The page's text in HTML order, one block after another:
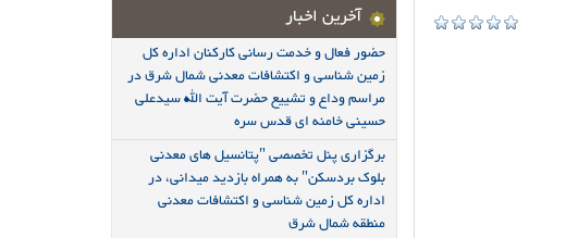
آخرین اخبار
حضور فعال و خدمت رسانی کارکنان اداره کل
زمین شناسی و اکتشافات معدنی شمال شرق در
مراسم وداع و تشییع حضرت آیت الله سیدعلی
حسینی خامنه ای قدس سره
برگزاری پنل تخصصی "پتانسیل های معدنی
بلوک بردسکن" به همراه بازدید میدانی، در
اداره کل زمین شناسی و اکتشافات معدنی
منطقه شمال شرق